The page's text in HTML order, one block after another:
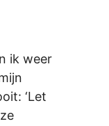
ik weer
‘Let